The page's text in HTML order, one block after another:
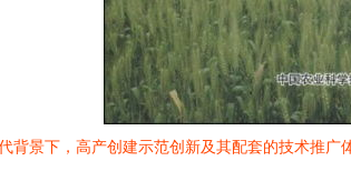
背景下，高产创建示范创新及其配套的技术推